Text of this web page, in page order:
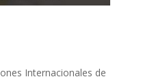
Internacionales de